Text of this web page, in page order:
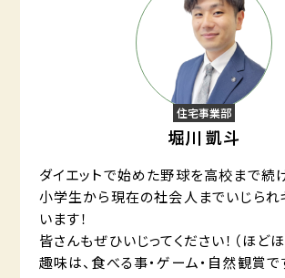
住宅事業部
堀川 凱斗
ダイエットで始めた野球を高校まで続
小学生から現在の社会人までいじられ
います！
皆さんもぜひいじってください！（ほどほ
趣味は、食べる事・ゲーム・自然観賞で